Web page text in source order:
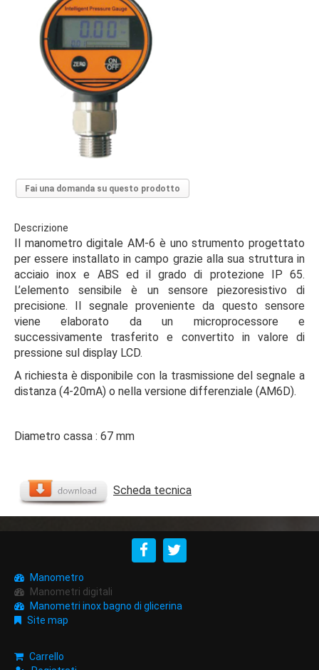
Fai una domanda su questo prodotto
Descrizione
Il manometro digitale AM-6 è uno strumento progettato
per essere installato in campo grazie alla sua struttura in
acciaio inox e ABS ed il grado di protezione IP 65.
L’elemento sensibile è un sensore piezoresistivo di
precisione. Il segnale proveniente da questo sensore
viene elaborato da un microprocessore e
successivamente trasferito e convertito in valore di
pressione sul display LCD.
A richiesta è disponibile con la trasmissione del segnale a
distanza (4-20mA) o nella versione differenziale (AM6D).
Diametro cassa : 67 mm
Scheda tecnica
Manometro
Manometri digitali
Manometri inox bagno di glicerina
Site map
Carrello